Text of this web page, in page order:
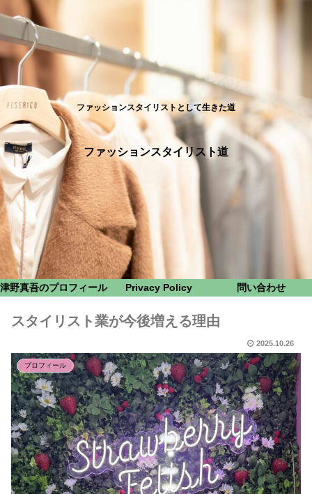
ファッションスタイリストとして生きた道
ファッションスタイリスト道
津野真吾のプロフィール Privacy Policy 問い合わせ
スタイリスト業が今後増える理由
2025.10.26
プロフィール